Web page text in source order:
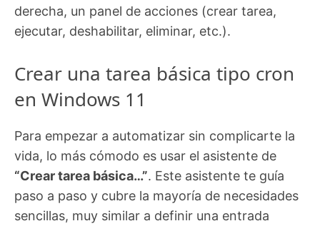
derecha, un panel de acciones (crear tarea,
ejecutar, deshabilitar, eliminar, etc.).
Crear una tarea básica tipo cron
en Windows 11
Para empezar a automatizar sin complicarte la
vida, lo más cómodo es usar el asistente de
“Crear tarea básica…”. Este asistente te guía
paso a paso y cubre la mayoría de necesidades
sencillas, muy similar a definir una entrada